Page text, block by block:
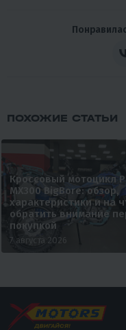
ПОХОЖИЕ СТАТЬИ
Кроссовый мотоцикл
MX300 BigBore: обзор,
характеристики и на
обратить внимание
покупкой
7 августа 2026